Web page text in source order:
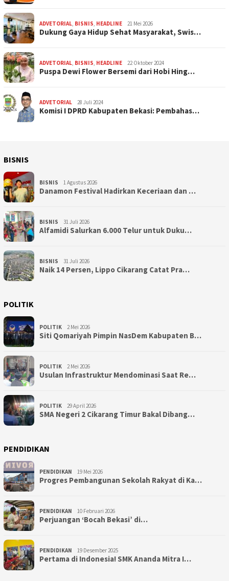
ADVETORIAL BISNIS HEADLINE 21 Mei 2026
Dukung Gaya Hidup Sehat Masyarakat, Swis…
ADVETORIAL BISNIS HEADLINE 22 Oktober 2024
Puspa Dewi Flower Bersemi dari Hobi Hing…
ADVETORIAL 28 Juli 2024
Komisi I DPRD Kabupaten Bekasi: Pembahas…
BISNIS
BISNIS 1 Agustus 2026
Danamon Festival Hadirkan Keceriaan dan …
BISNIS 31 Juli 2026
Alfamidi Salurkan 6.000 Telur untuk Duku…
BISNIS 31 Juli 2026
Naik 14 Persen, Lippo Cikarang Catat Pra…
POLITIK
POLITIK 2 Mei 2026
Siti Qomariyah Pimpin NasDem Kabupaten B…
POLITIK 2 Mei 2026
Usulan Infrastruktur Mendominasi Saat Re…
POLITIK 29 April 2026
SMA Negeri 2 Cikarang Timur Bakal Dibang…
PENDIDIKAN
PENDIDIKAN 19 Mei 2026
Progres Pembangunan Sekolah Rakyat di Ka…
PENDIDIKAN 10 Februari 2026
Perjuangan ‘Bocah Bekasi’ di…
PENDIDIKAN 19 Desember 2025
Pertama di Indonesia! SMK Ananda Mitra I…